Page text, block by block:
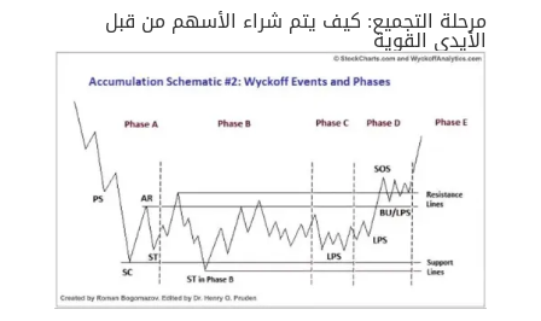
مرحلة التجميع: كيف يتم شراء الأسهم من قبل
الأيدي القوية